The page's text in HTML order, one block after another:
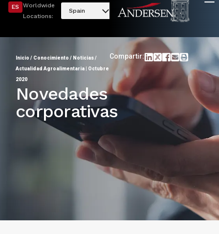
ES
Worldwide
Locations:
Spain
Inicio / Conocimiento / Noticias/
Actualidad Agroalimentaria | Octubre
2020
Compartir:
Novedades
corporativas